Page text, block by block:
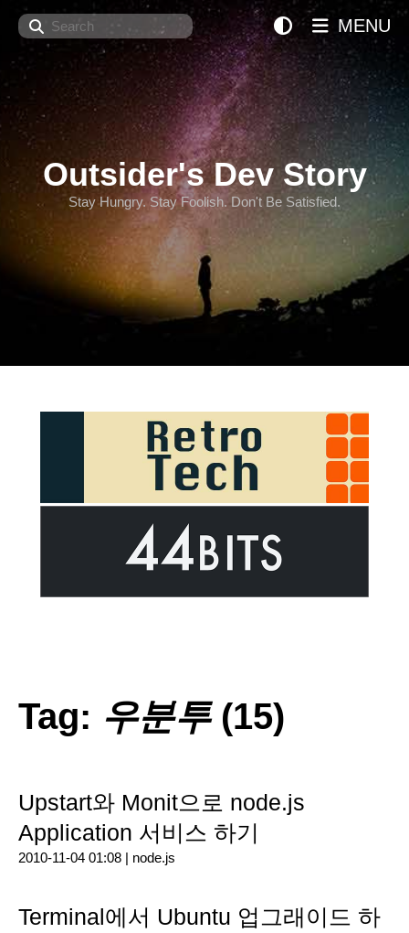
Search
Outsider's Dev Story
Stay Hungry. Stay Foolish. Don't Be Satisfied.
MENU
Tag: 우분투(15)
Upstart와 Monit으로 node.js
Application 서비스 하기
2010-11-04 01:08 | node.js
Terminal에서 Ubuntu 업그래이드 하